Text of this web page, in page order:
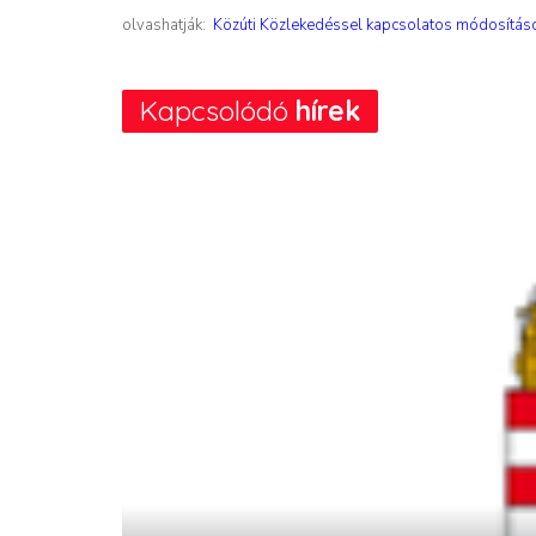
olvashatják: Közúti Közlekedéssel kapcsolatos
Kapcsolódó hírek